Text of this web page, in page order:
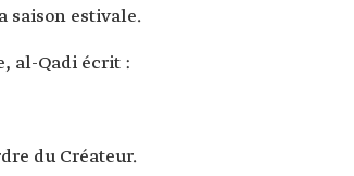
saison estivale.
al-Qadi écrit :
du Créateur.